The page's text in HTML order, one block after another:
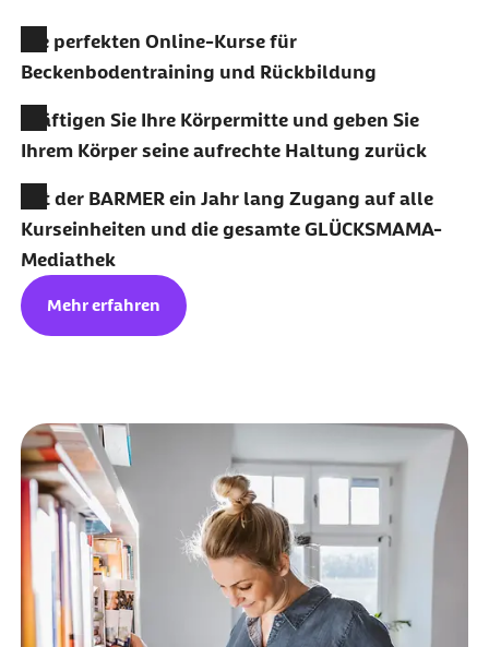
Die perfekten Online-Kurse für
Beckenbodentraining und Rückbildung
Kräftigen Sie Ihre Körpermitte und geben Sie
Ihrem Körper seine aufrechte Haltung zurück
Mit der BARMERein Jahr lang Zugang auf alle
Kurseinheiten und die gesamte GLÜCKSMAMA-
Mediathek
Mehr erfahren